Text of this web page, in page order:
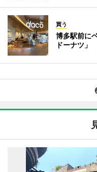
買う
博多駅前に
ドーナツ